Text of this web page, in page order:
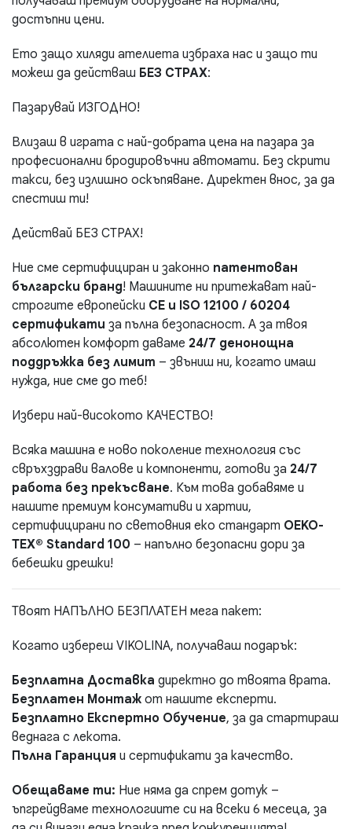
достъпни цени.
Ето защо хиляди ателиета избраха нас и защо ти
можеш да действаш БЕЗ СТРАХ:
Пазарувай ИЗГОДНО!
Влизаш в играта с най-добрата цена на пазара за
професионални бродировъчни автомати. Без скрити
такси, без излишно оскъпяване. Директен внос, за да
спестиш ти!
Действай БЕЗ СТРАХ!
Ние сме сертифициран и законно патентован
български бранд! Машините ни притежават най-
строгите европейски CE и ISO 12100 / 60204
сертификати за пълна безопасност. А за твоя
абсолютен комфорт даваме 24/7 денонощна
поддръжка без лимит – звъниш ни, когато имаш
нужда, ние сме до теб!
Избери най-високото КАЧЕСТВО!
Всяка машина е ново поколение технология със
свръхздрави валове и компоненти, готови за 24/7
работа без прекъсване. Към това добавяме и
нашите премиум консумативи и хартии,
сертифицирани по световния еко стандарт OEKO-
TEX® Standard 100 – напълно безопасни дори за
бебешки дрешки!
Твоят НАПЪЛНО БЕЗПЛАТЕН мега пакет:
Когато избереш VIKOLINA, получаваш подарък:
Безплатна Доставка директно до твоята врата.
Безплатен Монтаж от нашите експерти.
Безплатно Експертно Обучение, за да стартираш
веднага с лекота.
Пълна Гаранция и сертификати за качество.
Обещаваме ти: Ние няма да спрем дотук –
ъпгрейдваме технологиите си на всеки 6 месеца, за